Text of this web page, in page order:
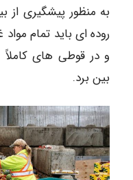
به منظور پیشگیری
روده ای باید تمام
و در قوطی های کاملاً
بین برد.